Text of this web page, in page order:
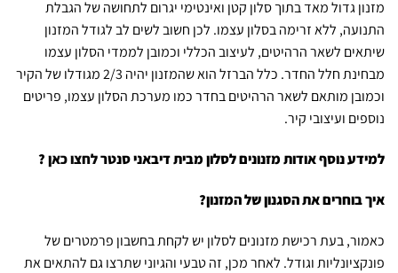
מזנון גדול מאד בתוך סלון קטן ואינטימי יגרום לתחושה של הגבלת
התנועה, ללא זרימה בסלון עצמו. לכן חשוב לשים לב לגודל המזנון
שיתאים לשאר הרהיטים, לעיצוב הכללי וכמובן לממדי הסלון עצמו
מבחינת חלל החדר. כלל הברזל הוא שהמזנון יהיה 2/3 מגודלו של הקיר
וכמובן מותאם לשאר הרהיטים בחדר כמו מערכת הסלון עצמו, פריטים
נוספים ועיצובי קיר.
למידע נוסף אודות מזנונים לסלון מבית דיבאני סנטרלחצו כאן?
איך בוחרים את הסגנון של המזנון?
כאמור, בעת רכישת מזנונים לסלון יש לקחת בחשבון פרמטרים של
פונקציונליות וגודל. לאחר מכן, זה טבעי והגיוני שתרצו גם להתאים את